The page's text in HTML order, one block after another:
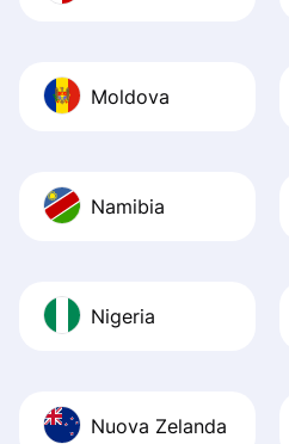
Moldova
Namibia
Nigeria
Nuova Zelanda